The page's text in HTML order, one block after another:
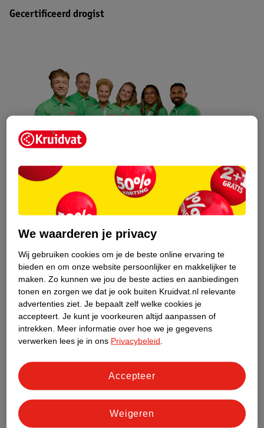
Gecertificeerd drogist
Kruidvat is een erkend specialist in
gezondheidsvraag ook is, stel hem aan
ons!
Stel je gezondheidsvraag
Ook in deze winkel
Kruidvat.nl ophaalpunt
winkel. Zo hoef je niet thuis te blijven voor de Kruidvat
Kruidvat is een gecertificeerd drogist. Dit betekent dat je
We waarderen je privacy
Wij gebruiken cookies om je de beste online ervaring te
bieden en om onze website persoonlijker en makkelijker te
maken. Zo kunnen we jou de beste acties en aanbiedingen
tonen en zorgen we dat je ook buiten Kruidvat.nl relevante
advertenties ziet. Je bepaalt zelf welke cookies je
accepteert. Je kunt je voorkeuren altijd aanpassen of
intrekken.
Meer informatie over hoe we je gegevens
verwerken lees je in ons Privacybeleid
Weigeren
Accepteer